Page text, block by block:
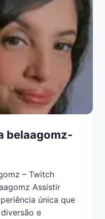
belaagomz-
– Twitch
Assistir
única que
e